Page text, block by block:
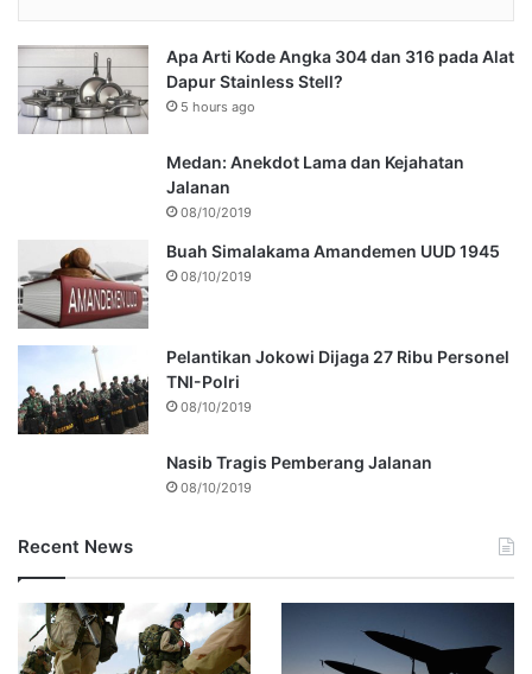
Apa Arti Kode Angka 304 dan 316 pada Alat
Dapur Stainless Stell?
5 hours ago
Medan: Anekdot Lama dan Kejahatan
Jalanan
08/10/2019
Buah Simalakama Amandemen UUD 1945
08/10/2019
Pelantikan Jokowi Dijaga 27 Ribu Personel
TNI-Polri
08/10/2019
Nasib Tragis Pemberang Jalanan
08/10/2019
Recent News